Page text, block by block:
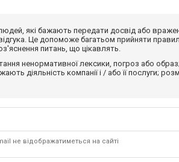
людей, які бажають передати досвід або
Це допоможе багатьом прийняти
питань, що цікавлять.
ненормативної лексики, погроз або
діяльність компанії і / або її послуги;
не відображатиметься на сайті